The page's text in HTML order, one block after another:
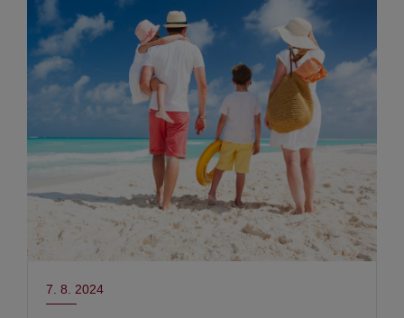
7. 8. 2024